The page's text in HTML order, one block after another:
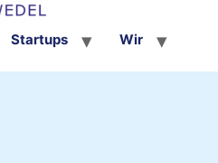
Startups Wir